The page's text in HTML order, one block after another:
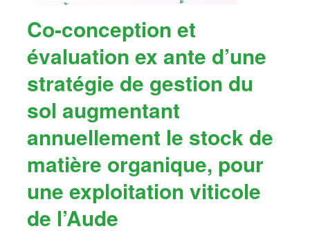
Co-conception et
évaluation ex ante d’une
stratégie de gestion du
sol augmentant
annuellement le stock de
matière organique, pour
une exploitation viticole
de l’Aude